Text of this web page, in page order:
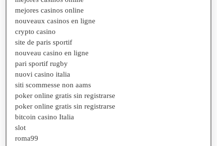
mejores casinos online
nouveaux casinos en ligne
crypto casino
site de paris sportif
nouveau casino en ligne
pari sportif rugby
nuovi casino italia
siti scommesse non aams
poker online gratis sin registrarse
poker online gratis sin registrarse
bitcoin casino Italia
slot
roma99